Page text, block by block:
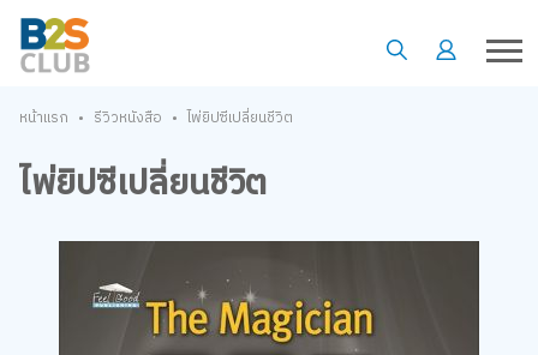
หน้าแรก • รีวิวหนังสือ • ไพ่ยิปซีเปลี่ยนชีวิต
ไพ่ยิปซีเปลี่ยนชีวิต